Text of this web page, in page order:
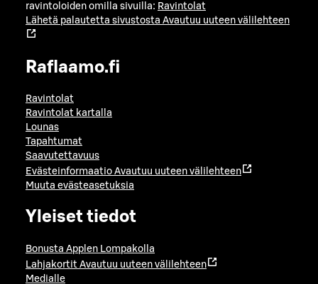
ravintoloiden omilla sivuilla: Ravintolat
Lähetä palautetta sivustosta Avautuu uuteen välilehteen
Raflaamo.fi
Ravintolat
Ravintolat kartalla
Lounas
Tapahtumat
Saavutettavuus
Evästeinformaatio Avautuu uuteen välilehteen
Muuta evästeasetuksia
Yleiset tiedot
Bonusta Applen Lompakolla
Lahjakortit Avautuu uuteen välilehteen
Medialle